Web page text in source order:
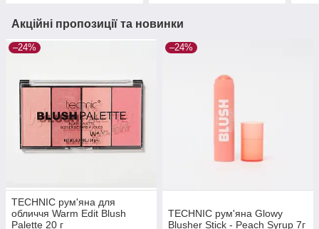
Акційні пропозиції та новинки
–24%
TECHNIC рум'яна для
обличчя Warm Edit Blush
Palette 20 г
–24%
TECHNIC рум'яна Glowy
Blusher Stick - Peach Syrup 7г